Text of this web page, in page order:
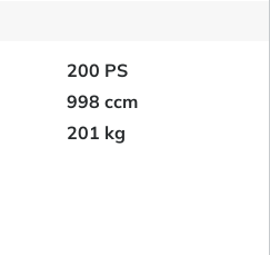
200 PS
998 ccm
201 kg